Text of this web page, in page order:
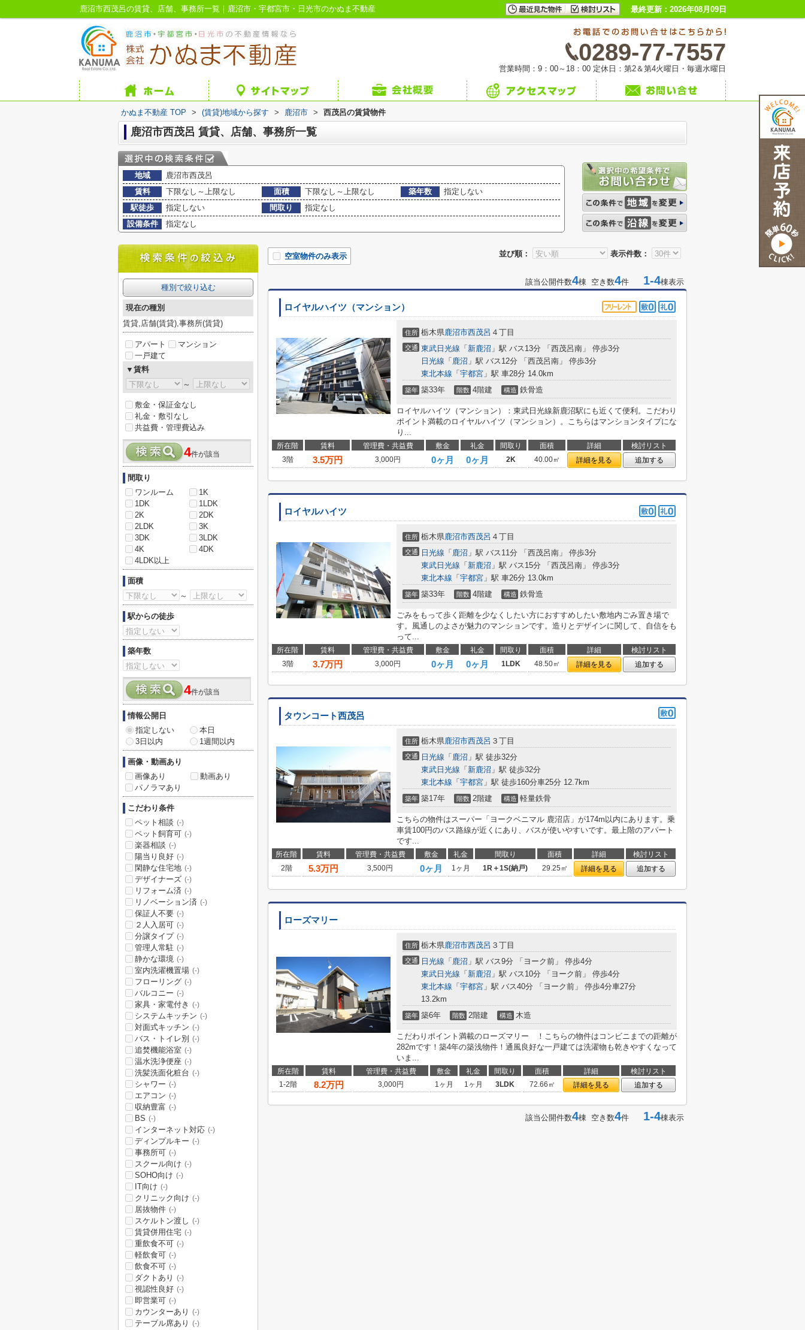
鹿沼市西茂呂の賃貸、店舗、事務所一覧｜鹿沼市・宇都宮市・日光市のかぬま不動産 最終更新：2026年08月09日
0289-77-7557
営業時間：9：00～18：00 定休日：第2＆第4火曜日・毎週水曜日
かぬま不動産 TOP > (賃貸)地域から探す > 鹿沼市 > 西茂呂の賃貸物件
鹿沼市西茂呂 賃貸、店舗、事務所一覧
地域
鹿沼市西茂呂
賃料
下限なし～上限なし 面積 下限なし～上限なし 築年数
指定しない
駅徒歩
指定しない 間取り
指定なし
設備条件
指定なし
並び順： 表示件数：
空室物件のみ表示
該当公開件数4棟 空き数4件 1-4棟表示
ロイヤルハイツ（マンション）
住所 栃木県鹿沼市西茂呂 ４丁目
交通 東武日光線 「 新鹿沼 」駅 バス13分 「西茂呂南」 停歩3分
日光線 「 鹿沼 」駅 バス12分 「西茂呂南」 停歩3分
東北本線 「 宇都宮 」駅 車28分 14.0km
築年 築33年 階数 4階建 構造 鉄骨造
ロイヤルハイツ（マンション）：東武日光線新鹿沼駅にも近くて便利。こだわり
ポイント満載のロイヤルハイツ（マンション）。こちらはマンションタイプにな
り...
所在階 賃料 管理費・共益費 敷金 礼金 間取り 面積 詳細
検討リスト
3階
3.5万円 3,000円 0ヶ月 0ヶ月 2K 40.00㎡ 詳細を見る 追加する
ロイヤルハイツ
住所 栃木県鹿沼市西茂呂 ４丁目
交通 日光線 「 鹿沼 」駅 バス11分 「西茂呂南」 停歩3分
東武日光線 「 新鹿沼 」駅 バス15分 「西茂呂南」 停歩3分
東北本線 「 宇都宮 」駅 車26分 13.0km
築年 築33年 階数 4階建 構造 鉄骨造
ごみをもって歩く距離を少なくしたい方におすすめしたい敷地内ごみ置き場で
す。風通しのよさが魅力のマンションです。造りとデザインに関して、自信をも
って...
所在階 賃料 管理費・共益費 敷金 礼金 間取り 面積 詳細
検討リスト
3階
3.7万円 3,000円 0ヶ月 0ヶ月 1LDK 48.50㎡ 詳細を見る 追加する
タウンコート西茂呂
住所 栃木県鹿沼市西茂呂 ３丁目
交通 日光線 「 鹿沼 」駅 徒歩32分
東武日光線 「 新鹿沼 」駅 徒歩32分
東北本線 「 宇都宮 」駅 徒歩160分車25分 12.7km
築年 築17年 階数 2階建 構造 軽量鉄骨
こちらの物件はスーパー「ヨークベニマル 鹿沼店」が174m以内にあります。乗
車賃100円のバス路線が近くにあり、バスが使いやすいです。最上階のアパート
です...
所在階 賃料 管理費・共益費 敷金 礼金 間取り 面積 詳細
検討リスト
2階
5.3万円 3,500円 0ヶ月 1ヶ月 1R＋1S(納戸) 29.25㎡ 詳細を見る 追加する
ローズマリー
住所 栃木県鹿沼市西茂呂 ３丁目
交通 日光線 「 鹿沼 」駅 バス9分 「ヨーク前」 停歩4分
東武日光線 「 新鹿沼 」駅 バス10分 「ヨーク前」 停歩4分
東北本線 「 宇都宮 」駅 バス40分 「ヨーク前」 停歩4分車27分
13.2km
築年 築6年 階数 2階建 構造 木造
こだわりポイント満載のローズマリー ！こちらの物件はコンビニまでの距離が
282mです！築4年の築浅物件！通風良好な一戸建ては洗濯物も乾きやすくなって
いま...
所在階 賃料 管理費・共益費 敷金 礼金 間取り 面積 詳細
検討リスト
1-2階
8.2万円 3,000円 1ヶ月 1ヶ月 3LDK 72.66㎡ 詳細を見る 追加する
該当公開件数4棟 空き数4件 1-4棟表示
種別で絞り込む
現在の種別
賃貸,店舗(賃貸),事務所(賃貸)
アパート
マンション
一戸建て
▼賃料
～
敷金・保証金なし
礼金・敷引なし
共益費・管理費込み
4件が該当
間取り
ワンルーム
1K
1DK
1LDK
2K
2DK
2LDK
3K
3DK
3LDK
4K
4DK
4LDK以上
面積
～
駅からの徒歩
築年数
4件が該当
情報公開日
指定しない
本日
3日以内
1週間以内
画像・動画あり
画像あり
動画あり
パノラマあり
こだわり条件
ペット相談 (-)
ペット飼育可 (-)
楽器相談 (-)
陽当り良好 (-)
閑静な住宅地 (-)
デザイナーズ (-)
リフォーム済 (-)
リノベーション済 (-)
保証人不要 (-)
２人入居可 (-)
分譲タイプ (-)
管理人常駐 (-)
静かな環境 (-)
室内洗濯機置場 (-)
フローリング (-)
バルコニー (-)
家具・家電付き (-)
システムキッチン (-)
対面式キッチン (-)
バス・トイレ別 (-)
追焚機能浴室 (-)
温水洗浄便座 (-)
洗髪洗面化粧台 (-)
シャワー (-)
エアコン (-)
収納豊富 (-)
BS (-)
インターネット対応 (-)
ディンプルキー (-)
事務所可 (-)
スクール向け (-)
SOHO向け (-)
IT向け (-)
クリニック向け (-)
居抜物件 (-)
スケルトン渡し (-)
賃貸併用住宅 (-)
重飲食不可 (-)
軽飲食可 (-)
飲食不可 (-)
ダクトあり (-)
視認性良好 (-)
即営業可 (-)
カウンターあり (-)
テーブル席あり (-)